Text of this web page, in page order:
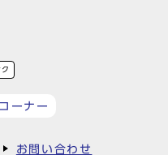
ーナー
お問い合わせ